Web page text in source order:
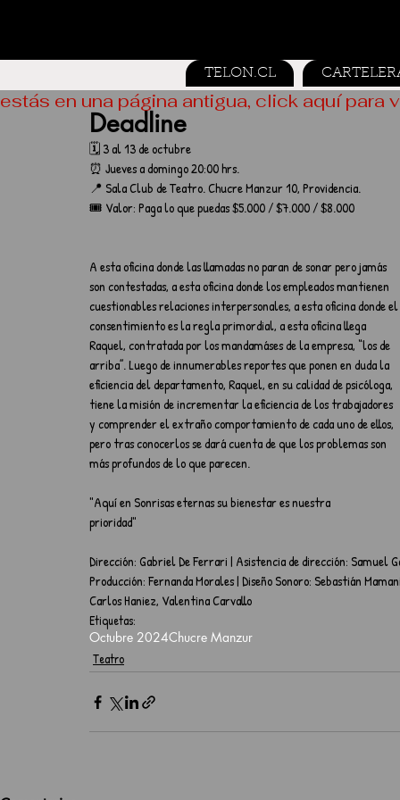
TELON.CL
Deadline
🗓️ 3 al 13 de octubre
⏰ Jueves a domingo 20:00 hrs.
📍 Sala Club de Teatro. Chucre Manzur 10, Providencia.
🎟️ Valor: Paga lo que puedas $5.000 / $7.000 / $8.000
A esta oficina donde las llamadas no paran de sonar pero jamás
son contestadas, a esta oficina donde los empleados mantienen
cuestionables relaciones interpersonales, a esta oficina donde el
consentimiento es la regla primordial, a esta oficina llega
Raquel, contratada por los mandamáses de la empresa, “los de
arriba”. Luego de innumerables reportes que ponen en duda la
eficiencia del departamento, Raquel, en su calidad de psicóloga,
tiene la misión de incrementar la eficiencia de los trabajadores
y comprender el extraño comportamiento de cada uno de ellos,
pero tras conocerlos se dará cuenta de que los problemas son
más profundos de lo que parecen.
"Aquí en Sonrisas eternas su bienestar es nuestra
Dirección: Gabriel De Ferrari | Asistencia de dirección: Samuel
Producción: Fernanda Morales | Diseño Sonoro: Sebastián
Carlos Haniez, Valentina Carvallo
Etiquetas:
Octubre 2024Chucre Manzur
Teatro
estás en una página antigua, click aquí para